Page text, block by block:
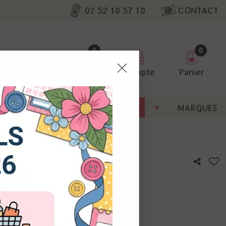
02 52 10 57 10 CONTACT
0
Compte
0
Panier
BONNES AFFAIRES MARQUES
- Spun Sugar
avis !
nos
non
Vous
à droite